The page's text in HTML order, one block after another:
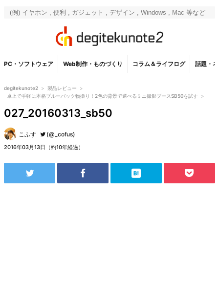
PC・ソフトウェア Web制作・ものづくり コラム＆ライフログ 話題・
degitekunote2 > 製品レビュー
>
卓上で手軽に本格ブルーバック物撮り！2色の背景で選べるミニ撮影ブースSB50を試す >
027_20160313_sb50
こふす (@_cofus)
2016年03月13日（約10年経過）